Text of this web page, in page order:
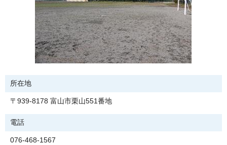
所在地
〒939-8178 富山市栗山551番地
電話
076-468-1567